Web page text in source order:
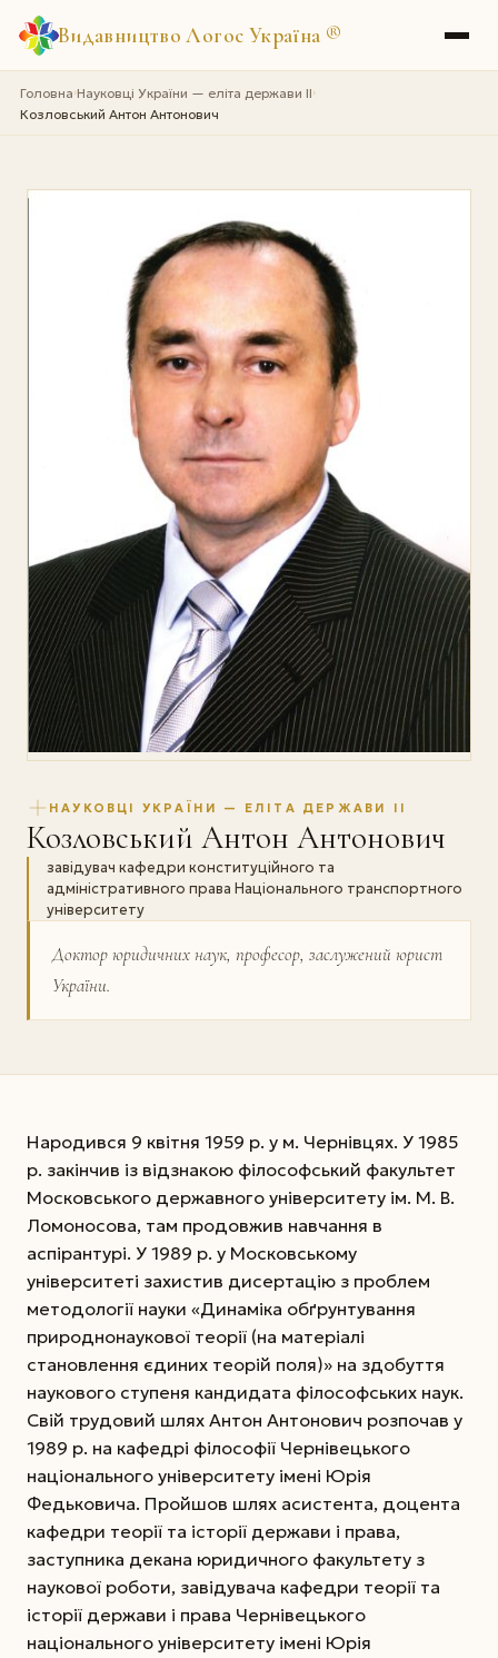
Видавництво Логос Україна ®
Головна›Науковці України — еліта держави II›
Козловський Антон Антонович
НАУКОВЦІ УКРАЇНИ — ЕЛІТА ДЕРЖАВИ II
Козловський Антон Антонович
завідувач кафедри конституційного та
адміністративного права Національного транспортного
університету
Доктор юридичних наук, професор, заслужений юрист
України.
Народився 9 квітня 1959 р. у м. Чернівцях. У 1985
р. закінчив із відзнакою філософський факультет
Московського державного універ­ситету ім. М. В.
Ломоносова, там продовжив навчання в
аспірантурі. У 1989 р. у Московському
університеті захис­тив дисертацію з проблем
методології науки «Динаміка обґрунтування
природнонаукової теорії (на матеріалі
становлення єдиних теорій поля)» на здобуття
наукового ступеня кандидата філософських наук.
Свій трудовий шлях Антон Антонович розпочав у
1989 р. на кафедрі філософії Чернівецького
національного університету імені Юрія
Федьковича. Пройшов шлях асистента, доцента
кафед­ри теорії та історії держави і права,
заступника декана юридичного факультету з
наукової роботи, завідувача кафедри теорії та
історії держави і права Чернівецького
національного університету імені Юрія